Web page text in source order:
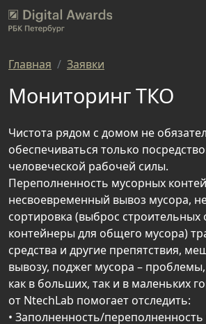
Главная Заявки
Мониторинг ТКО
Чистота рядом с домом не
обеспечиваться только
человеческой рабочей силы.
Переполненность мусорных
несвоевременный вывоз мусора,
сортировка (выброс строительных
контейнеры для общего мусора)
средства и другие препятствия,
вывозу, поджег мусора –
как в больших, так и в маленьких
от NtechLab помогает отследить:
• Заполненность/